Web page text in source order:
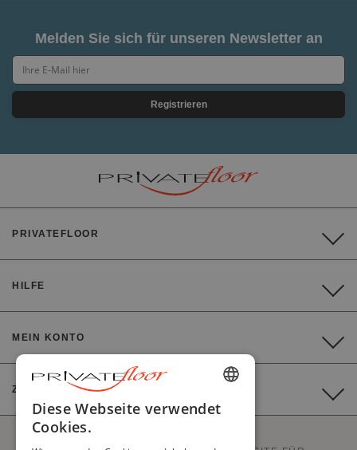
Melden Sie sich für unseren Newsletter an
Registrieren
PRIVATEFLOOR
HILFE
MEIN KONTO
ZAHLUNG
ENGLISH
Diese Webseite verwendet
Cookies.